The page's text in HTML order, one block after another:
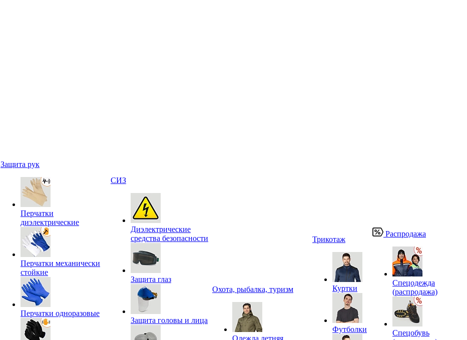
Защита рук
Перчатки
диэлектрические
Перчатки механически
стойкие
Перчатки одноразовые
СИЗ
Диэлектрические
средства безопасности
Защита глаз
Защита головы и лица
Охота, рыбалка, туризм
Одежда летняя
Трикотаж
Куртки
Футболки
Распродажа
Спецодежда
(распродажа)
Спецобувь